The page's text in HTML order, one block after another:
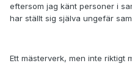
eftersom jag känt personer i
har ställt sig själva ungefär
Ett mästerverk, men inte riktigt